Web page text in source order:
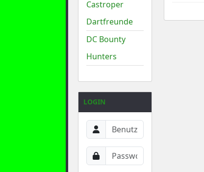
Castroper
Dartfreunde
DC Bounty
Hunters
LOGIN